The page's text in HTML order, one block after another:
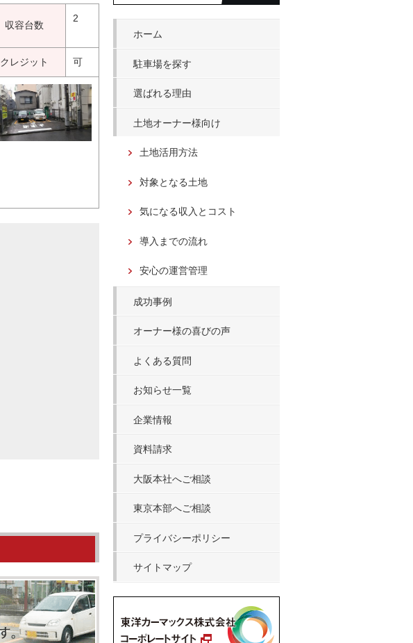
収容台数
2
クレジット 可
ホーム
駐車場を探す
選ばれる理由
土地オーナー様向け
土地活用方法
対象となる土地
気になる収入とコスト
導入までの流れ
安心の運営管理
成功事例
オーナー様の喜びの声
よくある質問
お知らせ一覧
企業情報
資料請求
大阪本社へご相談
東京本部へご相談
プライバシーポリシー
サイトマップ